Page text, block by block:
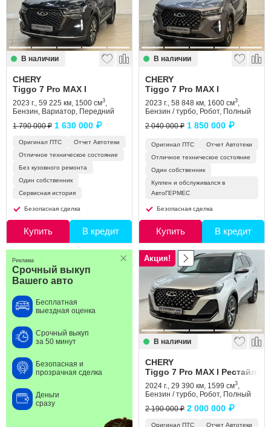
В наличии
CHERY
Tiggo 7 Pro MAX I
2023 г., 59 225 км, 1500 см3,
Бензин, Вариатор, Передний
1 790 000 ₽ 1 630 000 ₽
Оригинал ПТС
Отчет Автотеки
Отличное техническое состояние
Без кузовного ремонта
Один собственник
Сервисная история
Безопасная сделка
Купить В кредит
В наличии
CHERY
Tiggo 7 Pro MAX I
2023 г., 58 848 км, 1600 см3,
Бензин / турбо, Робот, Полный
2 040 000 ₽ 1 850 000 ₽
Оригинал ПТС
Отчет Автотеки
Отличное техническое состояние
Один собственник
Куплен и обслуживался в
АвтоГЕРМЕС
Безопасная сделка
Купить В кредит
Срочный выкуп
Вашего авто
Бесплатная
выездная оценка
Срочный выкуп
за 50 минут
Безопасная и
прозрачная сделка
Деньги
сразу
Реклама Акция!
В наличии
CHERY
Tiggo 7 Pro MAX I Рестайлинг
2024 г., 29 390 км, 1599 см3,
Бензин / турбо, Робот, Полный
2 190 000 ₽ 2 000 000 ₽
Оригинал ПТС Отчет Автотеки